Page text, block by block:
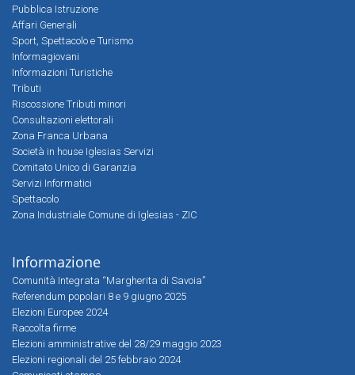
Pubblica Istruzione
Affari Generali
Sport, Spettacolo e Turismo
Informagiovani
Informazioni Turistiche
Tributi
Riscossione Tributi minori
Consultazioni elettorali
Zona Franca Urbana
Società in house Iglesias Servizi
Comitato Unico di Garanzia
Servizi Informatici
Spettacolo
Zona Industriale Comune di Iglesias - ZIC
Informazione
Comunità Integrata “Margherita di Savoia”
Referendum popolari 8 e 9 giugno 2025
Elezioni Europee 2024
Raccolta firme
Elezioni amministrative del 28/29 maggio 2023
Elezioni regionali del 25 febbraio 2024